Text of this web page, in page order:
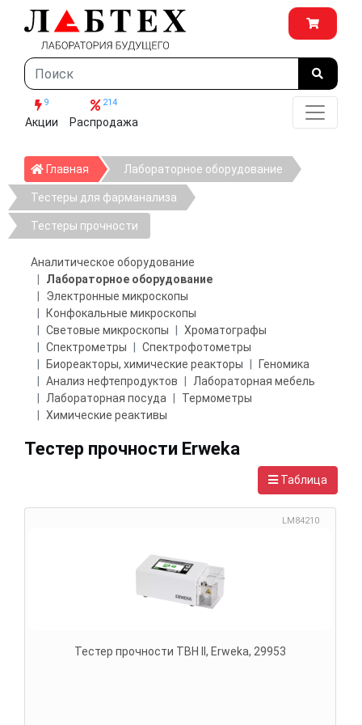
9
Акции
214
Распродажа
Главная ГлавнаяЛабораторное оборудование
Тестеры для фарманализа
Тестеры прочности
Аналитическое оборудование
Лабораторное оборудование
Электронные микроскопы
Конфокальные микроскопы
Световые микроскопы
Хроматографы
Спектрометры
Спектрофотометры
Биореакторы, химические реакторы
Геномика
Анализ нефтепродуктов
Лабораторная мебель
Лабораторная посуда
Термометры
Химические реактивы
Тестер прочности Erweka
Таблица
LM84210
Тестер прочности TBH II, Erweka, 29953